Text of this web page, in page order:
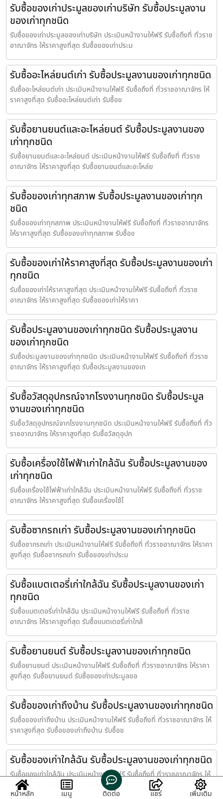
รับซื้อของเก่าประมูลของเก่าบริษัท รับซื้อประมูลงาน
ของเก่าทุกชนิด
รับซื้อของเก่าประมูลของเก่าบริษัท ประเมินหน้างานให้ฟรี รับซื้อถึงที่ ทั่วราช
อาณาจักร ให้ราคาสูงที่สุด รับซื้อของเก่าประม
รับซื้ออะไหล่ยนต์เก่า รับซื้อประมูลงานของเก่าทุกชนิด
รับซื้ออะไหล่ยนต์เก่า ประเมินหน้างานให้ฟรี รับซื้อถึงที่ ทั่วราชอาณาจักร ให้
ราคาสูงที่สุด รับซื้ออะไหล่ยนต์เก่า รับซื้อข
รับซื้อยานยนต์และอะไหล่ยนต์ รับซื้อประมูลงานของ
เก่าทุกชนิด
รับซื้อยานยนต์และอะไหล่ยนต์ ประเมินหน้างานให้ฟรี รับซื้อถึงที่ ทั่วราช
อาณาจักร ให้ราคาสูงที่สุด รับซื้อยานยนต์และอะไหล่ย
รับซื้อของเก่าทุกสภาพ รับซื้อประมูลงานของเก่าทุก
ชนิด
รับซื้อของเก่าทุกสภาพ ประเมินหน้างานให้ฟรี รับซื้อถึงที่ ทั่วราชอาณาจักร
ให้ราคาสูงที่สุด รับซื้อของเก่าทุกสภาพ รับซื้อข
รับซื้อของเก่าให้ราคาสูงที่สุด รับซื้อประมูลงานของเก่า
ทุกชนิด
รับซื้อของเก่าให้ราคาสูงที่สุด ประเมินหน้างานให้ฟรี รับซื้อถึงที่ ทั่วราช
อาณาจักร ให้ราคาสูงที่สุด รับซื้อของเก่าให้ราคา
รับซื้อประมูลงานของเก่าทุกชนิด รับซื้อประมูลงาน
ของเก่าทุกชนิด
รับซื้อประมูลงานของเก่าทุกชนิด ประเมินหน้างานให้ฟรี รับซื้อถึงที่ ทั่วราช
อาณาจักร ให้ราคาสูงที่สุด รับซื้อประมูลงานของเก
รับซื้อวัสดุอุปกรณ์จากโรงงานทุกชนิด รับซื้อประมูล
งานของเก่าทุกชนิด
รับซื้อวัสดุอุปกรณ์จากโรงงานทุกชนิด ประเมินหน้างานให้ฟรี รับซื้อถึงที่ ทั่ว
ราชอาณาจักร ให้ราคาสูงที่สุด รับซื้อวัสดุอุปก
รับซื้อเครื่องใช้ไฟฟ้าเก่าใกล้ฉัน รับซื้อประมูลงานของ
เก่าทุกชนิด
รับซื้อเครื่องใช้ไฟฟ้าเก่าใกล้ฉัน ประเมินหน้างานให้ฟรี รับซื้อถึงที่ ทั่วราช
อาณาจักร ให้ราคาสูงที่สุด รับซื้อเครื่องใช้ไ
รับซื้อซากรถเก่า รับซื้อประมูลงานของเก่าทุกชนิด
รับซื้อซากรถเก่า ประเมินหน้างานให้ฟรี รับซื้อถึงที่ ทั่วราชอาณาจักร ให้ราคา
สูงที่สุด รับซื้อซากรถเก่า รับซื้อของเก่าประม
รับซื้อแบตเตอรี่เก่าใกล้ฉัน รับซื้อประมูลงานของเก่า
ทุกชนิด
รับซื้อแบตเตอรี่เก่าใกล้ฉัน ประเมินหน้างานให้ฟรี รับซื้อถึงที่ ทั่วราช
อาณาจักร ให้ราคาสูงที่สุด รับซื้อแบตเตอรี่เก่าใกล้
รับซื้อยานยนต์ รับซื้อประมูลงานของเก่าทุกชนิด
รับซื้อยานยนต์ ประเมินหน้างานให้ฟรี รับซื้อถึงที่ ทั่วราชอาณาจักร ให้ราคา
สูงที่สุด รับซื้อยานยนต์ รับซื้อของเก่าประมูลขอ
รับซื้อของเก่าถึงบ้าน รับซื้อประมูลงานของเก่าทุกชนิด
รับซื้อของเก่าถึงบ้าน ประเมินหน้างานให้ฟรี รับซื้อถึงที่ ทั่วราชอาณาจักร ให้
ราคาสูงที่สุด รับซื้อของเก่าถึงบ้าน รับซื้อข
รับซื้อของเก่าใกล้ฉัน รับซื้อประมูลงานของเก่าทุกชนิด
รับซื้อของเก่าใกล้ฉัน ประเมินหน้างานให้ฟรี รับซื้อถึงที่ ทั่วราชอาณาจักร ให้
ราคาสูงที่สุด รับซื้อของเก่าใกล้ฉัน รับซื้อข
หน้าหลัก
เมนู ติดต่อ แชร์ เพิ่มเติม